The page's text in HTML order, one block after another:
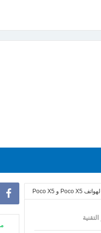
اليك الصور والتسريبات الأولى لهواتف Poco X5 و Poco X5